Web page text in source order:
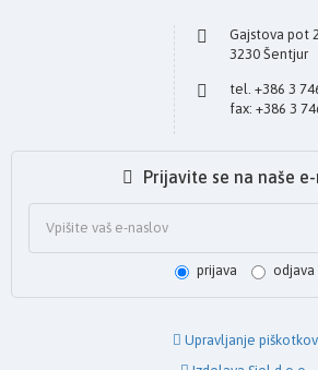
Gajstova pot
3230 Šentjur
tel. +386 3
fax: +386 3
Prijavite se na naše
prijava odjava
Upravljanje piškotkov